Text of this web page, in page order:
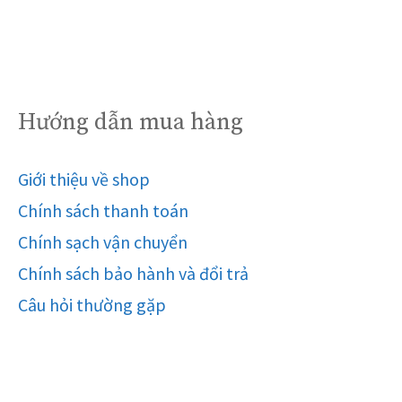
Hướng dẫn mua hàng
Giới thiệu về shop
Chính sách thanh toán
Chính sạch vận chuyển
Chính sách bảo hành và đổi trả
Câu hỏi thường gặp